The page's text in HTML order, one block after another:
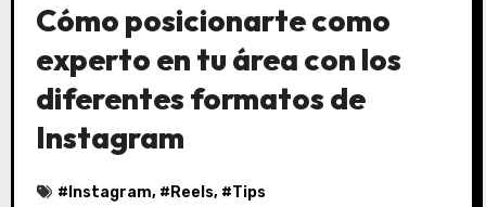
Cómo posicionarte como
experto en tu área con los
diferentes formatos de
Instagram
# Instagram, # Reels, #Tips